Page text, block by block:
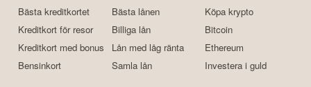
Bästa kreditkortet
Kreditkort för resor
Kreditkort med bonus
Bensinkort
Bästa lånen
Billiga lån
Lån med låg ränta
Samla lån
Köpa krypto
Bitcoin
Ethereum
Investera i guld